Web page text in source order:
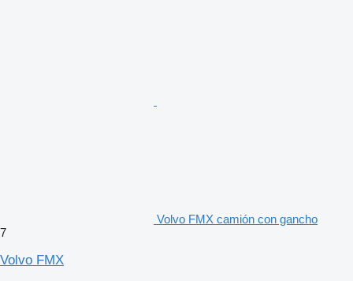
Volvo FMX camión con gancho
7
Volvo FMX